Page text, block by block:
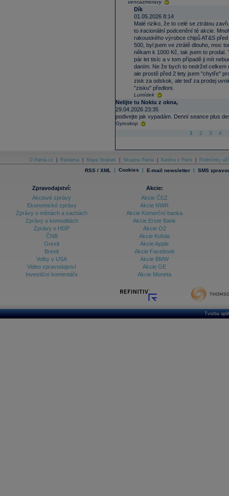
vencazmoravy
Dík
01.05.2026 8:14
Malé riziko, že to celé se ztrátou
to iracionální podcenění té akcie.
rakouského výrobce chipů AT&S
500, byl jsem ve ztrátě dlouho, moc
někam k 1000 Kč, tak jsem to prodal.
pár let tisíc a v tom případě ji mít
daním. Ne že bych to nedržel
ale prostě před 2 lety jsem "chytře"
zisk za odskok, ale teď za prodej
"zisku" předloni.
Lumídek
Nelijte tu Nokiu z okna,
29.04.2026 23:35
podivejte jak vypadám. Denní seance plus
Gyroskop
1
2 3 4
O Patria.cz Reklama Mapa Stránek Skupina Patria Kariéra v Patrii Podmínky
RSS / XML | Cookies | E-mail newsletter | SMS
Zpravodajství:
Akciové zprávy
Ekonomické zprávy
Zprávy o měnách a sazbách
Zprávy o komoditách
Zprávy o HDP
ČNB
Grexit
Brexit
Volby v USA
Video zpravodajství
Investiční komentáře
Akcie:
Akcie ČEZ
Akcie NWR
Akcie Komerční banka
Akcie Erste Bank
Akcie O2
Akcie Kofola
Akcie Apple
Akcie Facebook
Akcie BMW
Akcie GE
Akcie Moneta
Tvorba